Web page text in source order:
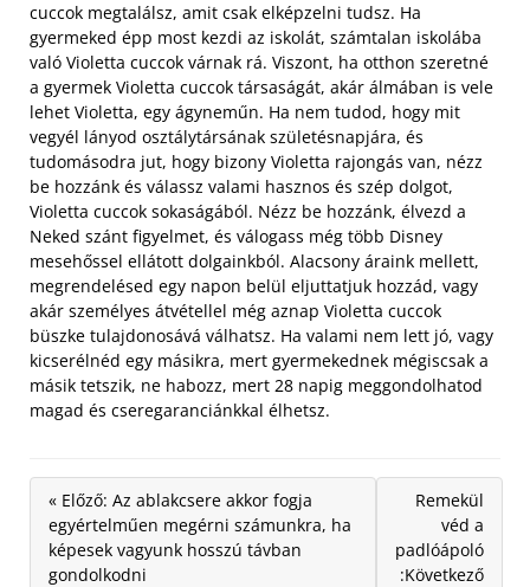
cuccok megtalálsz, amit csak elképzelni tudsz. Ha
gyermeked épp most kezdi az iskolát, számtalan iskolába
való Violetta cuccok várnak rá. Viszont, ha otthon szeretné
a gyermek Violetta cuccok társaságát, akár álmában is vele
lehet Violetta, egy ágyneműn. Ha nem tudod, hogy mit
vegyél lányod osztálytársának születésnapjára, és
tudomásodra jut, hogy bizony Violetta rajongás van, nézz
be hozzánk és válassz valami hasznos és szép dolgot,
Violetta cuccok sokaságából. Nézz be hozzánk, élvezd a
Neked szánt figyelmet, és válogass még több Disney
mesehőssel ellátott dolgainkból. Alacsony áraink mellett,
megrendelésed egy napon belül eljuttatjuk hozzád, vagy
akár személyes átvétellel még aznap Violetta cuccok
büszke tulajdonosává válhatsz. Ha valami nem lett jó, vagy
kicserélnéd egy másikra, mert gyermekednek mégiscsak a
másik tetszik, ne habozz, mert 28 napig meggondolhatod
magad és cseregaranciánkkal élhetsz.
« Előző: Az ablakcsere akkor fogja
egyértelműen megérni számunkra, ha
képesek vagyunk hosszú távban
gondolkodni
Remekül
véd a
padlóápoló
:Következő